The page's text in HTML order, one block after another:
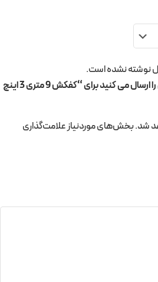
نوشته نشده است.
اولین نفری باشید که دیدگاهی را ارسال می کنید برای “کفکش 9 متری 3 اینچ
شد.بخش‌های موردنیاز علامت‌گذاری